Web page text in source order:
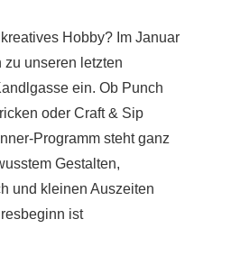
Hobby? Im Januar
unseren letzten
ein. Ob Punch
oder Craft & Sip
Programm steht ganz
Gestalten,
und kleinen Auszeiten
ist